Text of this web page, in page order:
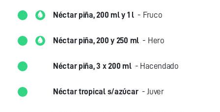
Néctar piña, 200 ml y 1 l - Fruco
Néctar piña, 200 y 250 ml - Hero
Néctar piña, 3 x 200 ml - Hacendado
Néctar tropical s/azúcar - Juver